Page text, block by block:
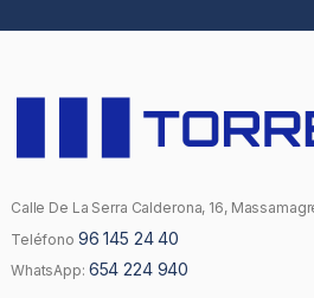
Calle De La Serra Calderona, 16,
Teléfono 96 145 24 40
WhatsApp: 654 224 940